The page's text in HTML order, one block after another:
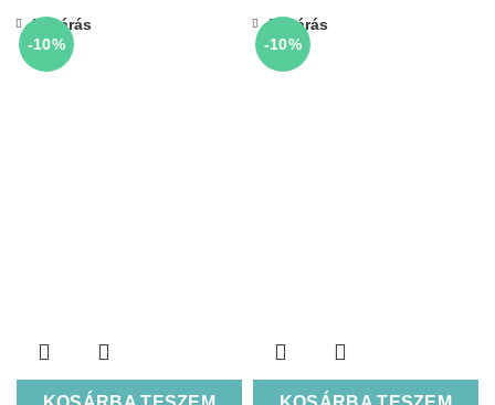
-10%
Bezárás
-10%
Bezárás